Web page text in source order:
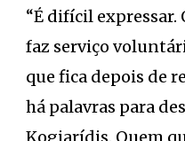
“É difícil expressar.
faz serviço
que fica depois de
há palavras para
Kogiarídis. Quem